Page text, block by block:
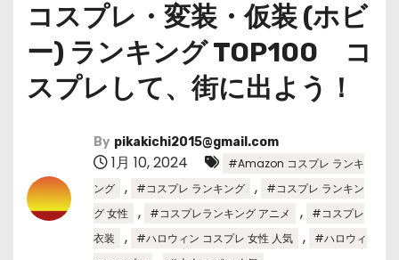
コスプレ・変装・仮装 (ホビ
ー) ランキング TOP100 コ
スプレして、街に出よう！
By pikakichi2015@gmail.com
1月 10, 2024
#Amazon コスプレ ランキ
ング
, #コスプレ ランキング ,
#コスプレ ランキン
グ 女性
, #コスプレランキング アニメ ,
#コスプレ
衣装
, #ハロウィン コスプレ 女性 人気 ,
#ハロウィ